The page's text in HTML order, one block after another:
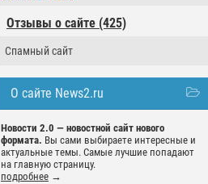
Отзывы о сайте (425)
Спамный сайт
О сайте News2.ru
Новости 2.0 — новостной сайт нового
формата. Вы сами выбираете интересные и
актуальные темы. Самые лучшие попадают
на главную страницу.
подробнее →